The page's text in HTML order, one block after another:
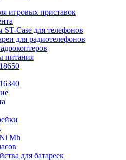
игровых приставок
Case для телефонов
для радиотелефонов
питания
Mh
для батареек